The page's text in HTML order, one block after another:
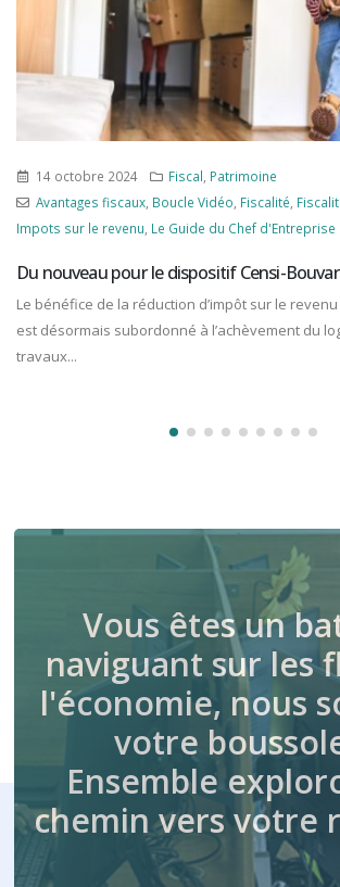
11 octobre 2024
Fiscal
Boucle Vidéo,Fiscalité professionnelle,
les bénéfices,Le Guide du Chef d'Entreprise,
Budget 2025 : ce qui attend les
La présentation du projet de loi de finances
volonté du gouvernement de se tourner
Vous êtes un
naviguant sur les
l'économie, nous
votre
Ensemble
chemin vers votre